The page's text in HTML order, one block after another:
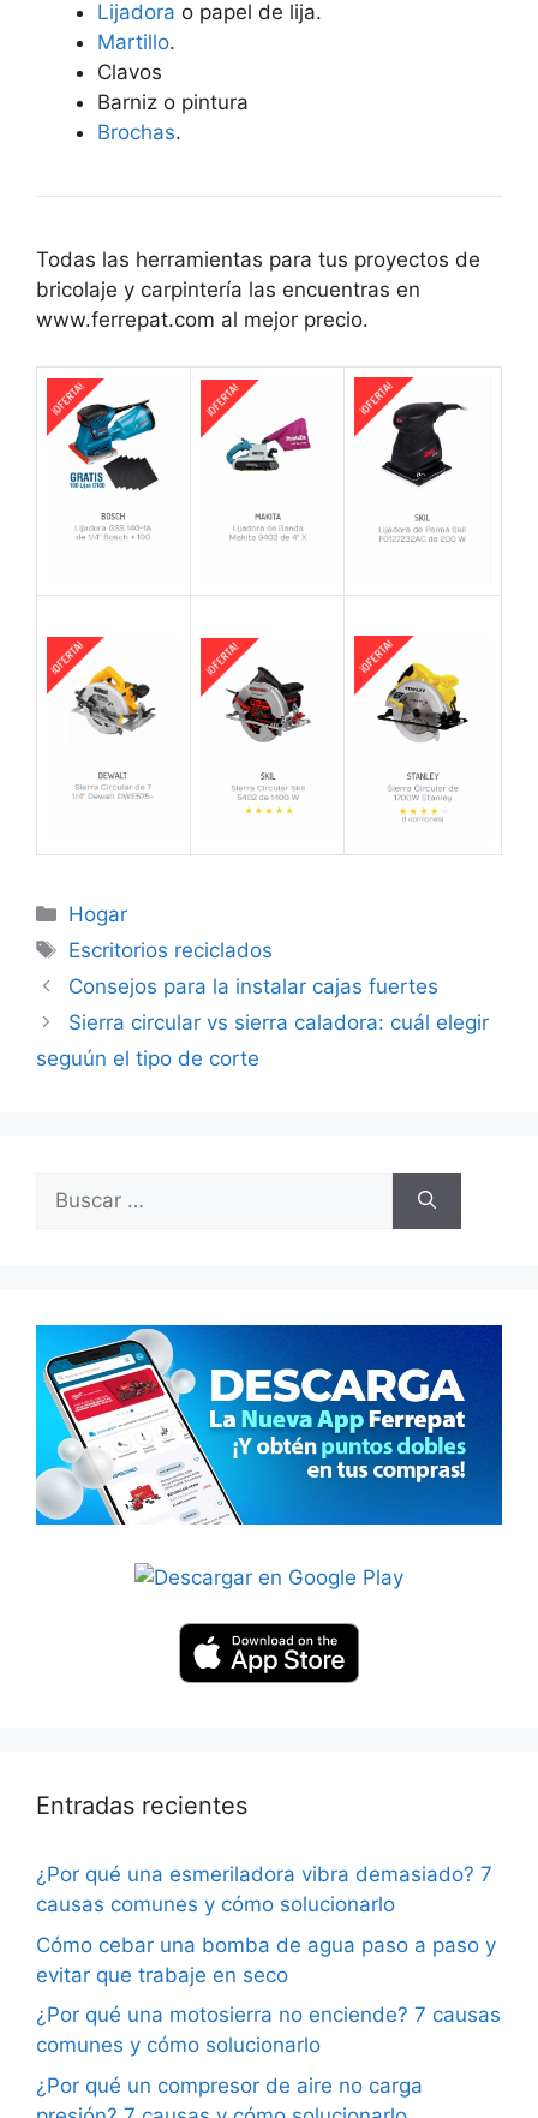
Lijadora o papel de lija.
Martillo.
Clavos
Barniz o pintura
Brochas.
Todas las herramientas para tus proyectos de
bricolaje y carpintería las encuentras en
www.ferrepat.com al mejor precio.
Categorías
Hogar
Etiquetas
Escritorios reciclados
Consejos para la instalar cajas fuertes
Sierra circular vs sierra caladora: cuál elegir
seguún el tipo de corte
Entradas recientes
¿Por qué una esmeriladora vibra demasiado? 7
causas comunes y cómo solucionarlo
Cómo cebar una bomba de agua paso a paso y
evitar que trabaje en seco
¿Por qué una motosierra no enciende? 7 causas
comunes y cómo solucionarlo
¿Por qué un compresor de aire no carga